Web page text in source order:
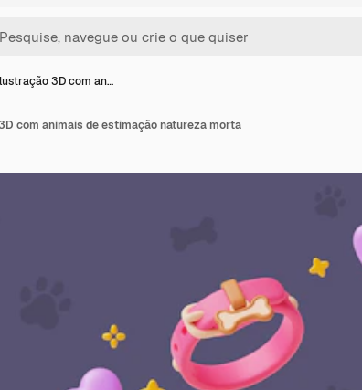
3D com an…
com animais de estimação natureza morta